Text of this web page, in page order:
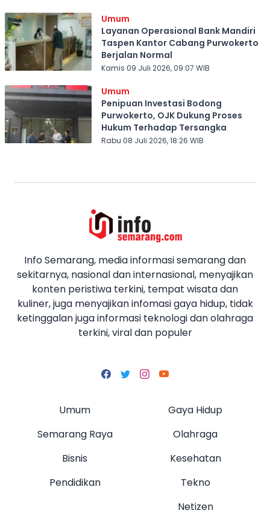
Umum
Layanan Operasional Bank Mandiri
Taspen Kantor Cabang Purwokerto
Berjalan Normal
Kamis 09 Juli 2026, 09:07 WIB
Umum
Penipuan Investasi Bodong
Purwokerto, OJK Dukung Proses
Hukum Terhadap Tersangka
Rabu 08 Juli 2026, 18:26 WIB
Info Semarang, media informasi semarang dan
sekitarnya, nasional dan internasional, menyajikan
konten peristiwa terkini, tempat wisata dan
kuliner, juga menyajikan infomasi gaya hidup, tidak
ketinggalan juga informasi teknologi dan olahraga
terkini, viral dan populer
Umum
Semarang Raya
Bisnis
Pendidikan
Gaya Hidup
Olahraga
Kesehatan
Tekno
Netizen